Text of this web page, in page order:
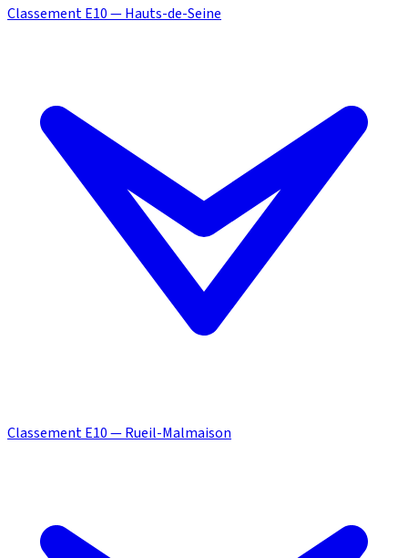
Classement E10 — Hauts-de-Seine
Classement E10 — Rueil-Malmaison